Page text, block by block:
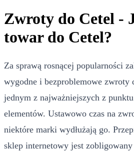
Zwroty do Cetel -
towar do Cetel?
Za sprawą rosnącej popularności
wygodne i bezproblemowe zwroty
jednym z najważniejszych z
elementów. Ustawowo czas na
niektóre marki wydłużają go.
sklep internetowy jest